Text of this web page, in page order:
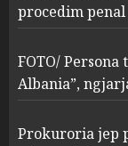
3
procedim penal
FOTO/ Persona
Albania”,
Prokuroria jep